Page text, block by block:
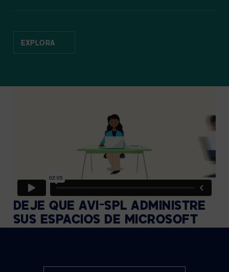
EXPLORA
DEJE QUE AVI-SPL ADMINISTRE
SUS ESPACIOS DE MICROSOFT